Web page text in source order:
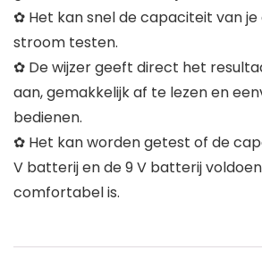
✿ Het kan snel de capaciteit van
stroom testen.
✿ De wijzer geeft direct het
aan, gemakkelijk af te lezen en
bedienen.
✿ Het kan worden getest of de
V batterij en de 9 V batterij
comfortabel is.